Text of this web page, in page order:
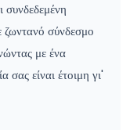
ζωντανό σύνδεσμο
με ένα
είναι έτοιμη γι'